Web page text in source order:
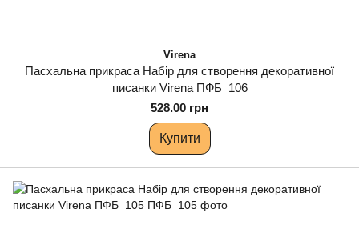
Virena
Пасхальна прикраса Набір для створення декоративної
писанки Virena ПФБ_106
528.00 грн
Купити